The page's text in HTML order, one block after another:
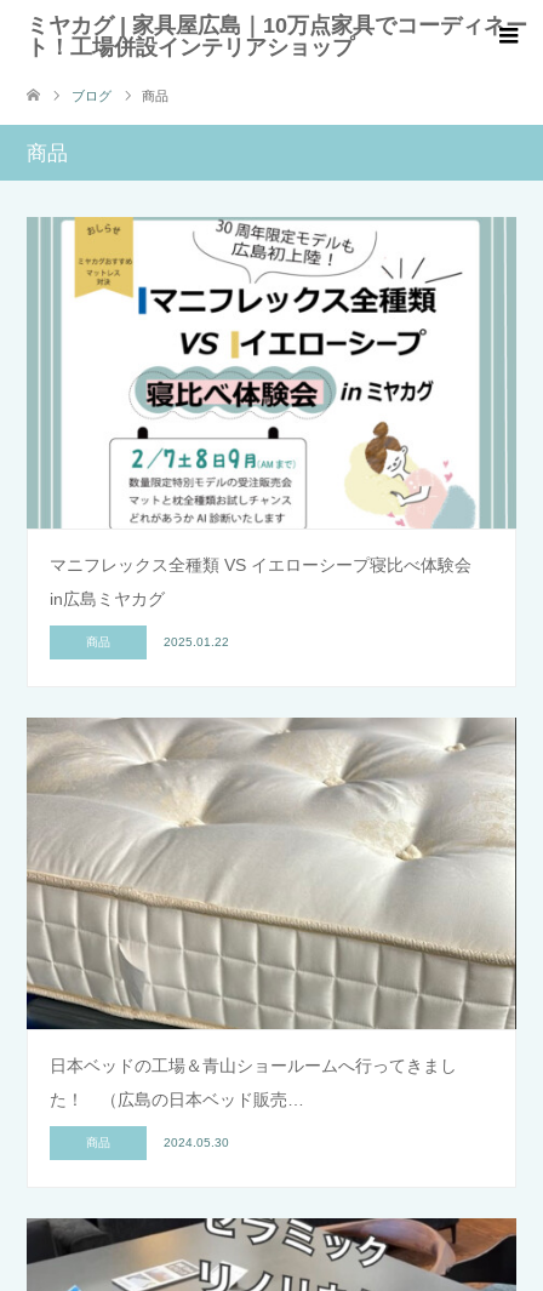
ミヤカグ | 家具屋広島｜10万点家具でコーディネー
ト！工場併設インテリアショップ
ブログ 商品
商品
マニフレックス全種類 VS イエローシープ寝比べ体験会
in広島ミヤカグ
商品 2025.01.22
日本ベッドの工場＆青山ショールームへ行ってきまし
た！ （広島の日本ベッド販売…
商品 2024.05.30